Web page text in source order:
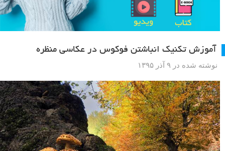
آموزش تکنیک انباشتن فوکوس در عکاسی منظره
نوشته شده در ۹ آذر ۱۳۹۵